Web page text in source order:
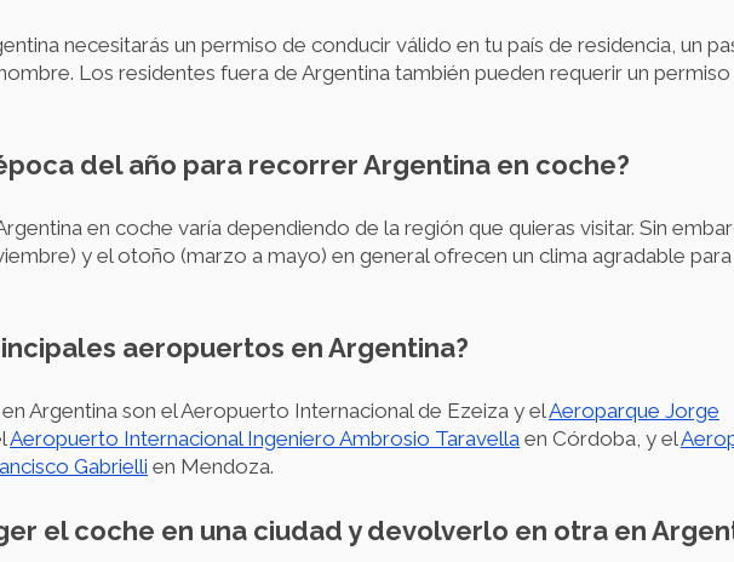
necesitarás un permiso de conducir válido en tu país de residencia, un
Los residentes fuera de Argentina también pueden requerir un permiso
del año para recorrer Argentina en coche?
en coche varía dependiendo de la región que quieras visitar. Sin
y el otoño (marzo a mayo) en general ofrecen un clima agradable para
aeropuertos en Argentina?
Argentina son el Aeropuerto Internacional de Ezeiza y elAeroparque Jorge
Aeropuerto Internacional Ingeniero Ambrosio Taravella en Córdoba, y el
Gabrielli en Mendoza.
el coche en una ciudad y devolverlo en otra en